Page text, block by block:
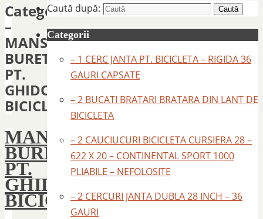
Categorie:
–
MANSOANE
BURETE
PT.
GHIDON
BICICLETA
MANSOANE
BURETE
PT.
GHIDON
BICICLETA
Caută după: Caută
Categorii
– 1 CERC JANTA PT. BICICLETA – RIGIDA 36
GAURI CAPSATE
– 2 BUCATI BRATARI BRATARA DIN LANT DE
BICICLETA
– 2 CAUCIUCURI BICICLETA CURSIERA 28 –
622 X 20 – CONTINENTAL SPORT 1000
PLIABILE – NEFOLOSITE
– 2 CERCURI JANTA DUBLA 28 INCH – 36
GAURI